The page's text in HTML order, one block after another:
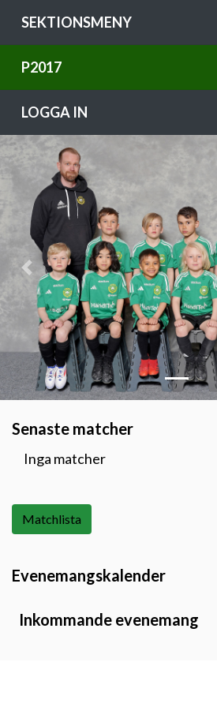
SEKTIONSMENY
P2017
LOGGA IN
Previous
Senaste matcher
Inga matcher
Matchlista
Evenemangskalender
Inkommande evenemang